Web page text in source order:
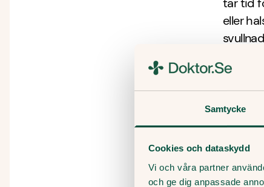
Samtycke
Cookies och dataskydd
Vi och våra partner
och ge dig anpassade
eller
Barn
därför
under
Ofta